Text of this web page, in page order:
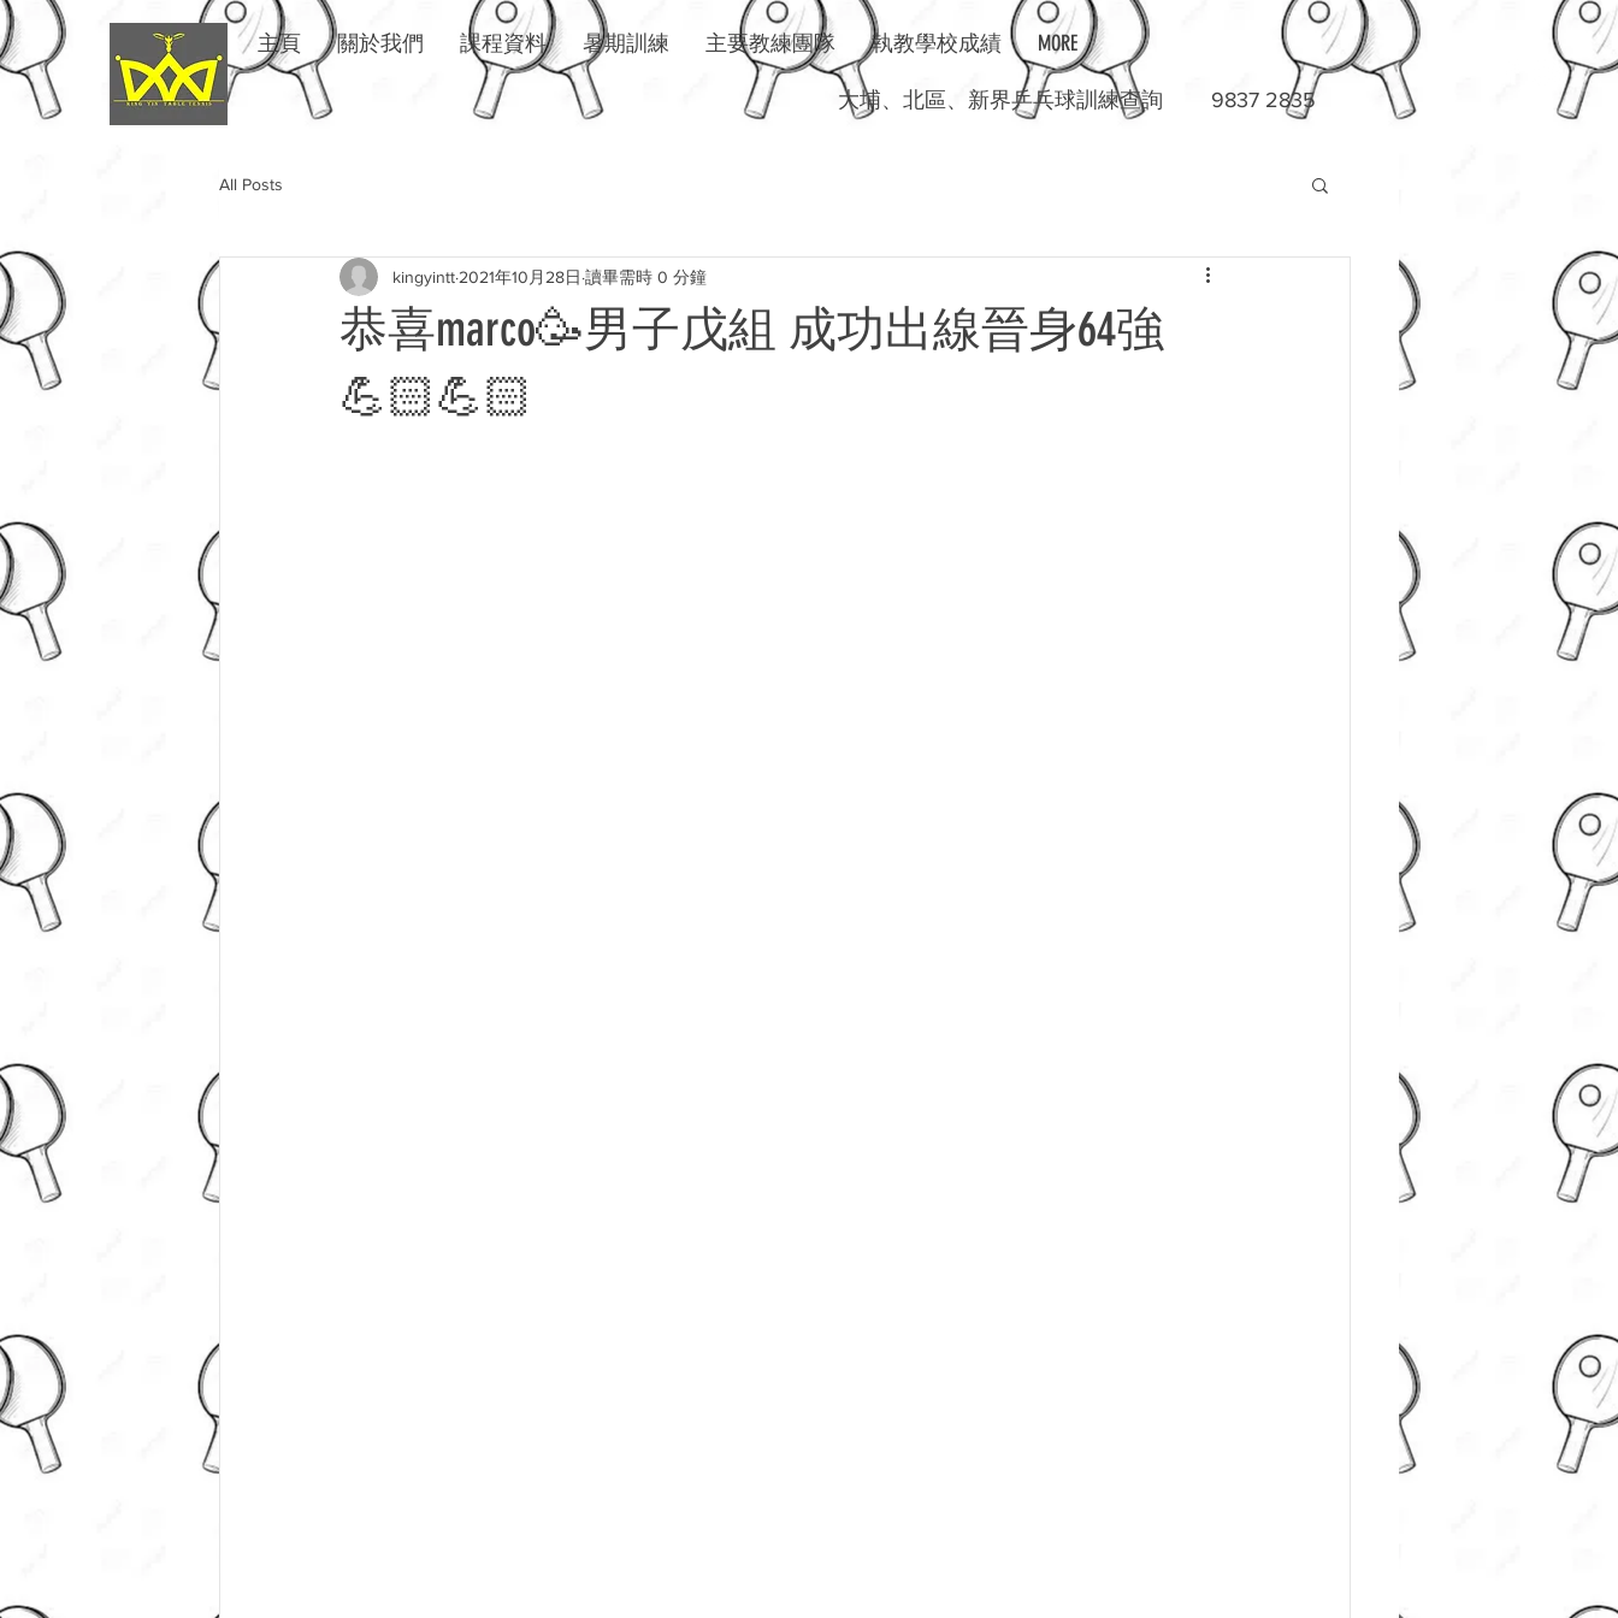
449717559975773
主頁 關於我們 課程資料 暑期訓練 主要教練團隊 執教學校成績 MORE
​大埔、北區、新界乒乓球訓練查詢 9837 2835
All Posts
恭喜marco🥳男子戊組 成功出線晉身64強
💪🏻💪🏻
kingyintt 2021年10月28日 讀畢需時 0 分鐘